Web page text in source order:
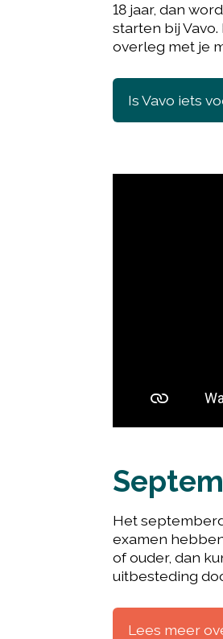
18 jaar, dan
starten bij
overleg met je
Is Vavo iets
Het
examen
of ouder, dan
uitbesteding
Lees meer